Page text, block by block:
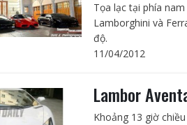
Tọa lạc tại phía
Lamborghini và
độ.
11/04/2012
Lambor
Khoảng 13 giờ